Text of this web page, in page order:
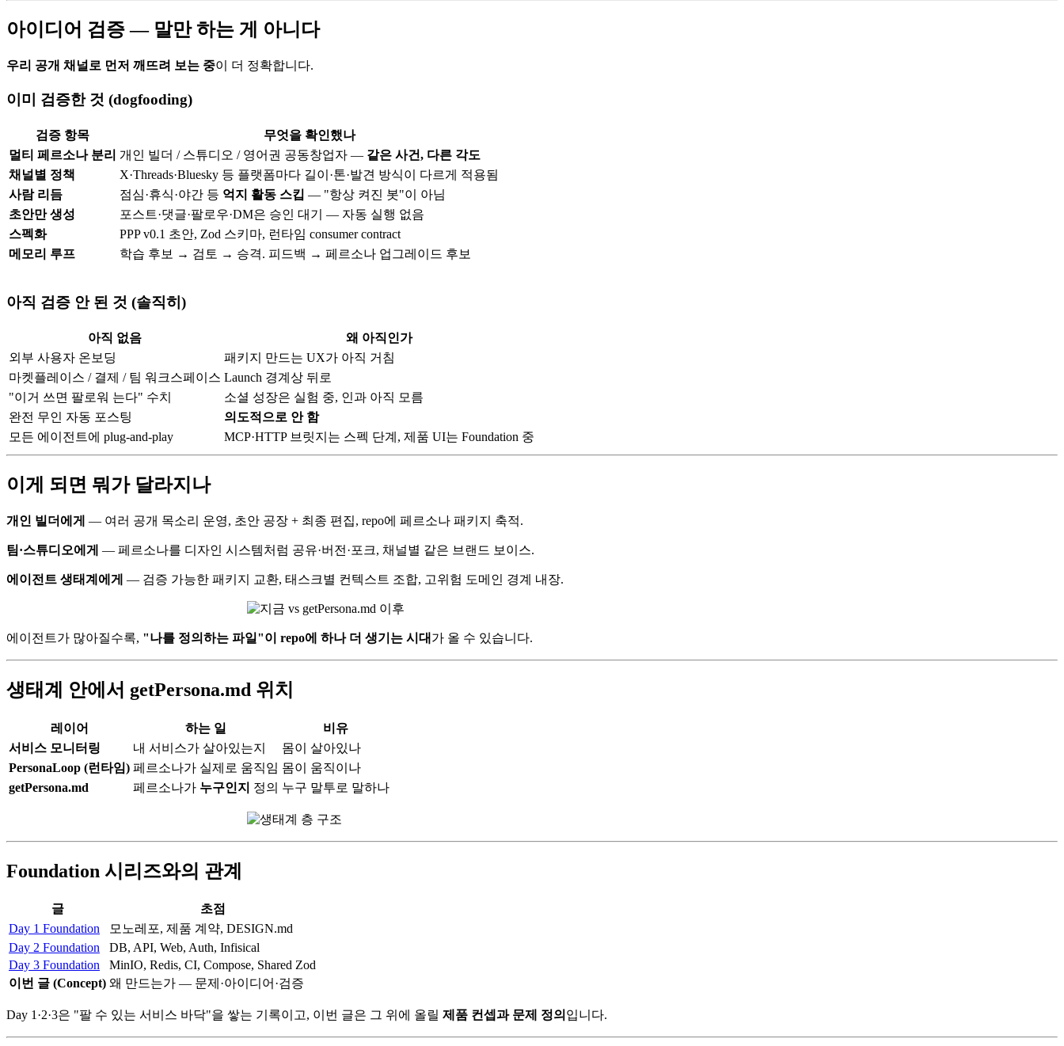
아이디어 검증 — 말만 하는 게 아니다
우리 공개 채널로 먼저 깨뜨려 보는 중이 더 정확합니다.
이미 검증한 것 (dogfooding)
검증 항목
무엇을 확인했나
멀티 페르소나 분리 개인 빌더 / 스튜디오 / 영어권 공동창업자 — 같은 사건, 다른 각도
채널별 정책
X·Threads·Bluesky 등 플랫폼마다 길이·톤·발견 방식이 다르게 적용됨
사람 리듬
점심·휴식·야간 등 억지 활동 스킵 — "항상 켜진 봇"이 아님
초안만 생성
포스트·댓글·팔로우·DM은 승인 대기 — 자동 실행 없음
스펙화
PPP v0.1 초안, Zod 스키마, 런타임 consumer contract
메모리 루프
학습 후보 → 검토 → 승격. 피드백 → 페르소나 업그레이드 후보
아직 검증 안 된 것 (솔직히)
아직 없음
왜 아직인가
외부 사용자 온보딩
패키지 만드는 UX가 아직 거침
마켓플레이스 / 결제 / 팀 워크스페이스 Launch 경계상 뒤로
"이거 쓰면 팔로워 는다" 수치
소셜 성장은 실험 중, 인과 아직 모름
완전 무인 자동 포스팅
의도적으로 안 함
모든 에이전트에 plug-and-play
MCP·HTTP 브릿지는 스펙 단계, 제품 UI는 Foundation 중
이게 되면 뭐가 달라지나
개인 빌더에게 — 여러 공개 목소리 운영, 초안 공장 + 최종 편집, repo에 페르소나 패키지 축적.
팀·스튜디오에게 — 페르소나를 디자인 시스템처럼 공유·버전·포크, 채널별 같은 브랜드 보이스.
에이전트 생태계에게 — 검증 가능한 패키지 교환, 태스크별 컨텍스트 조합, 고위험 도메인 경계 내장.
에이전트가 많아질수록, "나를 정의하는 파일"이 repo에 하나 더 생기는 시대 가 올 수 있습니다.
생태계 안에서 getPersona.md 위치
레이어 하는 일
비유
서비스 모니터링
내 서비스가 살아있는지
몸이 살아있나
PersonaLoop (런타임) 페르소나가 실제로 움직임 몸이 움직이나
getPersona.md
페르소나가 누구인지 정의 누구 말투로 말하나
Foundation 시리즈와의 관계
글
초점
Day 1 Foundation
모노레포, 제품 계약, DESIGN.md
Day 2 Foundation
DB, API, Web, Auth, Infisical
Day 3 Foundation
MinIO, Redis, CI, Compose, Shared Zod
이번 글 (Concept) 왜 만드는가 — 문제·아이디어·검증
Day 1·2·3은 "팔 수 있는 서비스 바닥"을 쌓는 기록이고, 이번 글은 그 위에 올릴 제품 컨셉과 문제 정의 입니다.